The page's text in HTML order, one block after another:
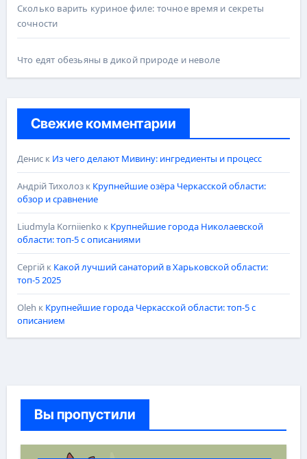
Сколько варить куриное филе: точное время и секреты
сочности
Что едят обезьяны в дикой природе и неволе
Свежие комментарии
Дениск Из чего делают Мивину: ингредиенты и процесс
Андрій Тихолозк Крупнейшие озёра Черкасской области:
обзор и сравнение
Liudmyla Korniienko к Крупнейшие города Николаевской
области: топ-5 с описаниями
Сергійк Какой лучший санаторий в Харьковской области:
топ-5 2025
Oleh к Крупнейшие города Черкасской области: топ-5 с
описанием
Вы пропустили